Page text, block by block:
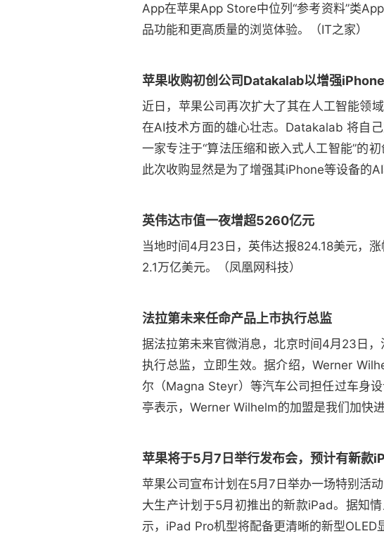
App在苹果App Store中位列“参考资料”类
品功能和更高质量的浏览体验。（IT之家）
苹果收购初创公司Datakalab以增强
近日，苹果公司再次扩大了其在人工智能领
在AI技术方面的雄心壮志。Datakalab 将自
一家专注于“算法压缩和嵌入式人工智能”的
此次收购显然是为了增强其iPhone等设备的
英伟达市值一夜增超5260亿元
当地时间4月23日，英伟达报824.18美元，
2.1万亿美元。（凤凰网科技）
法拉第未来任命产品上市执行总监
据法拉第未来官微消息，北京时间4月23日
执行总监，立即生效。据介绍，Werner
尔（Magna Steyr）等汽车公司担任过车身
亭表示，Werner Wilhelm的加盟是我们加快
苹果将于5月7日举行发布会，预计有新款
苹果公司宣布计划在5月7日举办一场特别活
大生产计划于5月初推出的新款iPad。据知
示，iPad Pro机型将配备更清晰的新型OLED